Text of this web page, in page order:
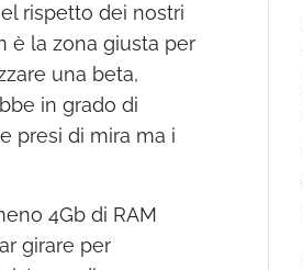
rispetto dei nostri
è la zona giusta per
una beta,
in grado di
presi di mira ma i
4Gb di RAM
girare per